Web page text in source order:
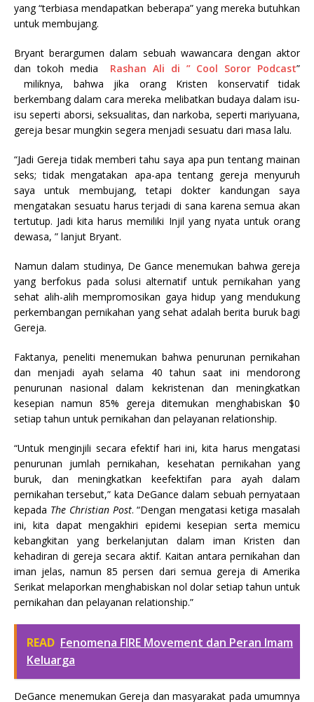
yang “terbiasa mendapatkan beberapa” yang mereka butuhkan
untuk membujang.
Bryant berargumen dalam sebuah wawancara dengan aktor
dan tokoh media Rashan Ali di ” Cool Soror Podcast”
miliknya, bahwa jika orang Kristen konservatif tidak
berkembang dalam cara mereka melibatkan budaya dalam isu-
isu seperti aborsi, seksualitas, dan narkoba, seperti mariyuana,
gereja besar mungkin segera menjadi sesuatu dari masa lalu.
“Jadi Gereja tidak memberi tahu saya apa pun tentang mainan
seks; tidak mengatakan apa-apa tentang gereja menyuruh
saya untuk membujang, tetapi dokter kandungan saya
mengatakan sesuatu harus terjadi di sana karena semua akan
tertutup. Jadi kita harus memiliki Injil yang nyata untuk orang
dewasa, ” lanjut Bryant.
Namun dalam studinya, De Gance menemukan bahwa gereja
yang berfokus pada solusi alternatif untuk pernikahan yang
sehat alih-alih mempromosikan gaya hidup yang mendukung
perkembangan pernikahan yang sehat adalah berita buruk bagi
Gereja.
Faktanya, peneliti menemukan bahwa penurunan pernikahan
dan menjadi ayah selama 40 tahun saat ini mendorong
penurunan nasional dalam kekristenan dan meningkatkan
kesepian namun 85% gereja ditemukan menghabiskan $0
setiap tahun untuk pernikahan dan pelayanan relationship.
“Untuk menginjili secara efektif hari ini, kita harus mengatasi
penurunan jumlah pernikahan, kesehatan pernikahan yang
buruk, dan meningkatkan keefektifan para ayah dalam
pernikahan tersebut,” kata DeGance dalam sebuah pernyataan
kepada The Christian Post. “Dengan mengatasi ketiga masalah
ini, kita dapat mengakhiri epidemi kesepian serta memicu
kebangkitan yang berkelanjutan dalam iman Kristen dan
kehadiran di gereja secara aktif. Kaitan antara pernikahan dan
iman jelas, namun 85 persen dari semua gereja di Amerika
Serikat melaporkan menghabiskan nol dolar setiap tahun untuk
pernikahan dan pelayanan relationship.”
READ Fenomena FIRE Movement dan Peran Imam
Keluarga
DeGance menemukan Gereja dan masyarakat pada umumnya